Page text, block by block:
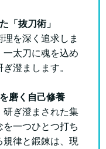
「抜刀術」
を深く追求しま
太刀に魂を込め
澄まします。
磨く自己修養
研ぎ澄まされた集
一つひとつ打ち
律と鍛錬は、現